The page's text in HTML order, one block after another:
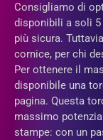
Consigliamo di
disponibili a soli 5
più sicura.
cornice, per chi
Per ottenere il
disponibile una
pagina. Questa
massimo
stampe: con un